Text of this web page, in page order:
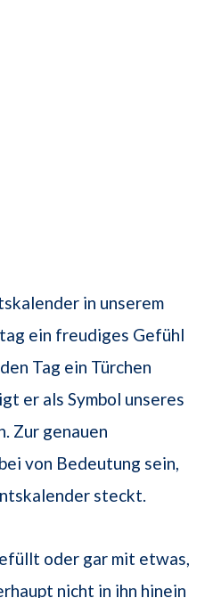
in unserem
ein freudiges Gefühl
Tag ein Türchen
er als Symbol unseres
Zur genauen
von Bedeutung sein,
steckt.
oder gar mit etwas,
nicht in ihn hinein